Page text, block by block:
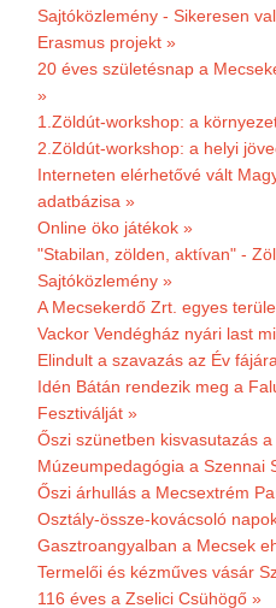
Sajtóközlemény - Sikeresen
Erasmus projekt »
20 éves születésnap a
»
1.Zöldút-workshop: a
2.Zöldút-workshop: a helyi
Interneten elérhetővé vált
adatbázisa »
Online öko játékok »
"Stabilan, zölden, aktívan" -
Sajtóközlemény »
A Mecsekerdő Zrt. egyes
Vackor Vendégház nyári last
Elindult a szavazás az Év
Idén Bátán rendezik meg a
Fesztiválját »
Őszi szünetben kisvasutazás
Múzeumpedagógia a Szennai
Őszi árhullás a Mecsextrém
Osztály-össze-kovácsoló
Gasztroangyalban a Mecsek
Termelői és kézműves vásár
116 éves a Zselici Csühögő »